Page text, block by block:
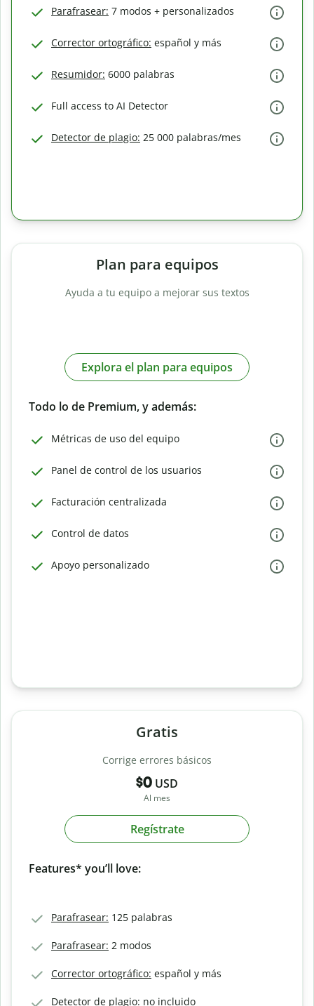
Parafrasear: 7 modos + personalizados
Corrector ortográfico: español y más
Resumidor: 6000 palabras
Full access to AI Detector
Detector de plagio: 25 000 palabras/mes
Plan para equipos
Ayuda a tu equipo a mejorar sus textos
Explora el plan para equipos
Todo lo de Premium, y además:
Métricas de uso del equipo
Panel de control de los usuarios
Facturación centralizada
Control de datos
Apoyo personalizado
Gratis
Corrige errores básicos
$0 USD
Al mes
Regístrate
Features* you’ll love:
Parafrasear: 125 palabras
Parafrasear: 2 modos
Corrector ortográfico: español y más
Detector de plagio: no incluido